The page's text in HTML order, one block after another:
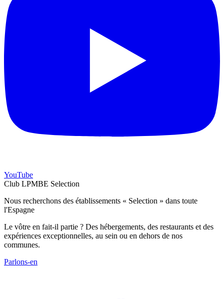
YouTube
Club LPMBE Selection
Nous recherchons des établissements « Selection » dans toute
l'Espagne
Le vôtre en fait-il partie ? Des hébergements, des restaurants et des
expériences exceptionnelles, au sein ou en dehors de nos
communes.
Parlons-en